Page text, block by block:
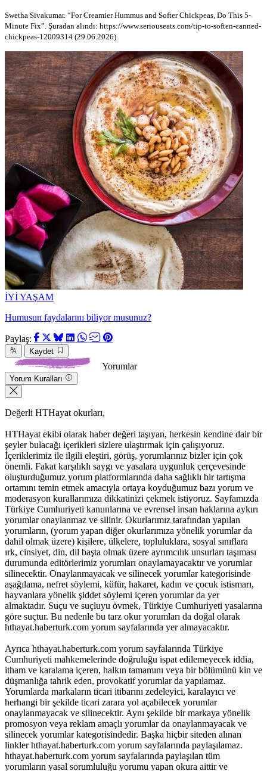
Swetha Sivakumar. “For Creamier Hummus and Softer Chickpeas, Do This 5-
Minute Fix”. Şuradan alındı: https://www.seriouseats.com/tip-to-soften-canned-
chickpeas-12009314 (29.06.2026).
İYİ YAŞAM
Humusun faydalarını biliyor musunuz?
Paylaş:
Kaydet
Yorumlar
Yorum Kuralları
Değerli HTHayat okurları,
HTHayat ekibi olarak haber değeri taşıyan, herkesin kendine dair bir
şeyler bulacağı içerikleri sizlere ulaştırmak için çalışıyoruz.
İçeriklerimiz ile ilgili eleştiri, görüş, yorumlarınız bizler için çok
önemli. Fakat karşılıklı saygı ve yasalara uygunluk çerçevesinde
oluşturduğumuz yorum platformlarında daha sağlıklı bir tartışma
ortamını temin etmek amacıyla ortaya koyduğumuz bazı yorum ve
moderasyon kurallarımıza dikkatinizi çekmek istiyoruz. Sayfamızda
Türkiye Cumhuriyeti kanunlarına ve evrensel insan haklarına aykırı
yorumlar onaylanmaz ve silinir. Okurlarımız tarafından yapılan
yorumların, (yorum yapan diğer okurlarımıza yönelik yorumlar da
dahil olmak üzere) kişilere, ülkelere, topluluklara, sosyal sınıflara
ırk, cinsiyet, din, dil başta olmak üzere ayrımcılık unsurları taşıması
durumunda editörlerimiz yorumları onaylamayacaktır ve yorumlar
silinecektir. Onaylanmayacak ve silinecek yorumlar kategorisinde
aşağılama, nefret söylemi, küfür, hakaret, kadın ve çocuk istismarı,
hayvanlara yönelik şiddet söylemi içeren yorumlar da yer
almaktadır. Suçu ve suçluyu övmek, Türkiye Cumhuriyeti yasalarına
göre suçtur. Bu nedenle bu tarz okur yorumları da doğal olarak
hthayat.haberturk.com yorum sayfalarında yer almayacaktır.
Ayrıca hthayat.haberturk.com yorum sayfalarında Türkiye
Cumhuriyeti mahkemelerinde doğruluğu ispat edilemeyecek iddia,
itham ve karalama içeren, halkın tamamını veya bir bölümünü kin ve
düşmanlığa tahrik eden, provokatif yorumlar da yapılamaz.
Yorumlarda markaların ticari itibarını zedeleyici, karalayıcı ve
herhangi bir şekilde ticari zarara yol açabilecek yorumlar
onaylanmayacak ve silinecektir. Aynı şekilde bir markaya yönelik
promosyon veya reklam amaçlı yorumlar da onaylanmayacak ve
silinecek yorumlar kategorisindedir. Başka hiçbir siteden alınan
linkler hthayat.haberturk.com yorum sayfalarında paylaşılamaz.
hthayat.haberturk.com yorum sayfalarında paylaşılan tüm
yorumların yasal sorumluluğu yorumu yapan okura aittir ve